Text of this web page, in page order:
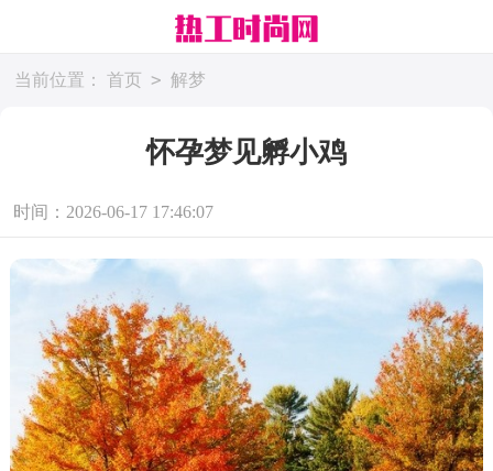
当前位置： 首页 > 解梦
怀孕梦见孵小鸡
时间：2026-06-17 17:46:07